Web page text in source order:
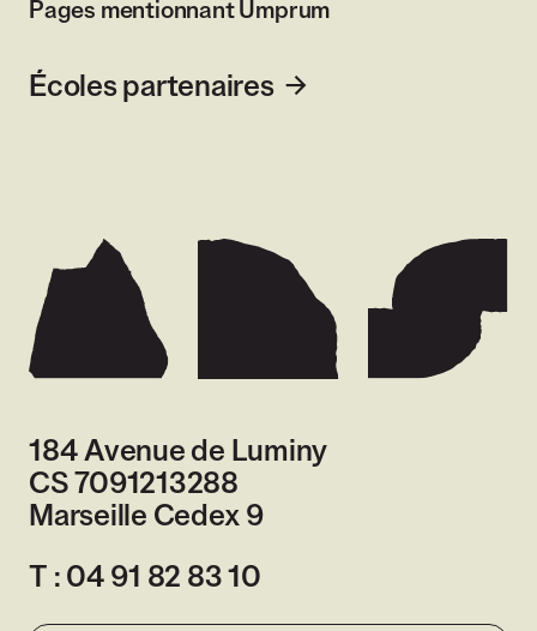
Pages mentionnant Umprum
Écoles partenaires
184 Avenue de Luminy
CS 7091213288
Marseille Cedex 9France
T : 04 91 82 83 10